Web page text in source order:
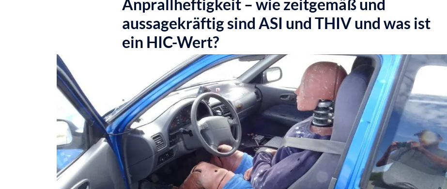
Anprallheftigkeit – wie zeitgemäß und
aussagekräftig sind ASI und THIV und was ist
ein HIC-Wert?